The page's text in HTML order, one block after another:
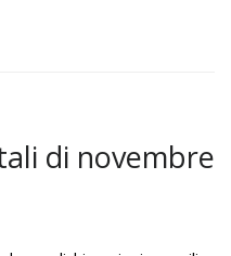
di novembre